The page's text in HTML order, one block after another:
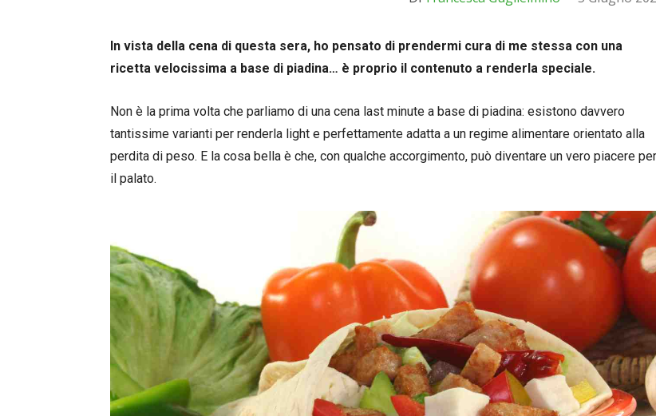
In vista della cena di questa sera, ho pensato di prendermi cura di me stessa con una
ricetta velocissima a base di piadina… è proprio il contenuto a renderla speciale.
Non è la prima volta che parliamo di una cena last minute a base di piadina: esistono davvero
tantissime varianti per renderla light e perfettamente adatta a un regime alimentare orientato alla
perdita di peso. E la cosa bella è che, con qualche accorgimento, può diventare un vero piacere per
il palato.